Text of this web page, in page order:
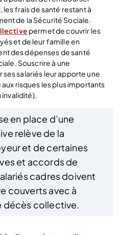
frais de santé restant à
de la Sécurité Sociale.
permet de couvrir les
et de leur famille en
des dépenses de santé
Souscrire à une
ses salariés leur apporte une
risques les plus importants
invalidité).
en place d’une
relève de la
et de certaines
et accords de
cadres doivent
couverts avec à
décès collective.